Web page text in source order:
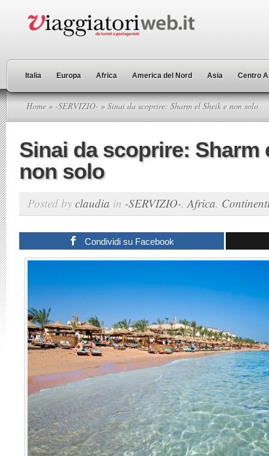
Italia Europa Africa America del Nord Asia Centro
Home » -SERVIZIO- » Sinai da scoprire: Sharm el Sheik e non solo
Sinai da scoprire: Sharm
non solo
Posted by claudia in -SERVIZIO-,Africa,
Condividi su Facebook